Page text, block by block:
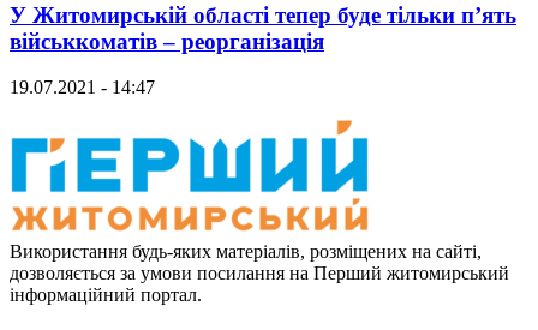
У Житомирській області тепер буде тільки п’ять
військкоматів – реорганізація
19.07.2021 - 14:47
Використання будь-яких матеріалів, розміщених на сайті,
дозволяється за умови посилання на Перший житомирський
інформаційний портал.